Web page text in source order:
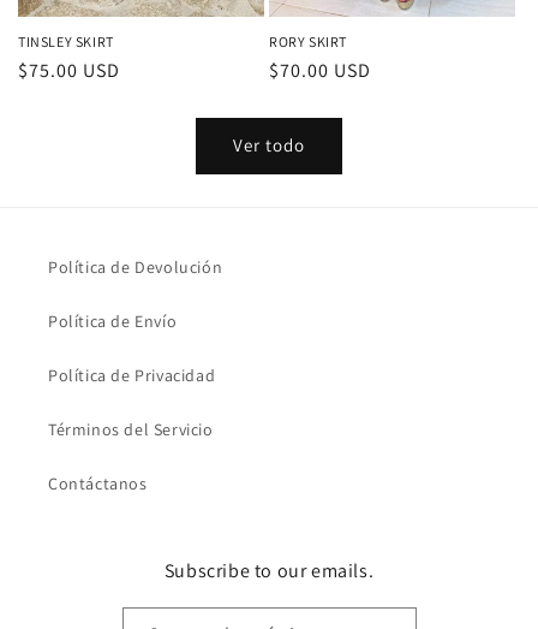
TINSLEY SKIRT
Precio
$75.00 USD
RORY SKIRT
Precio
$70.00 USD
Ver todo
Política de Devolución
Política de Envío
Política de Privacidad
Términos del Servicio
Contáctanos
Subscribe to our emails.